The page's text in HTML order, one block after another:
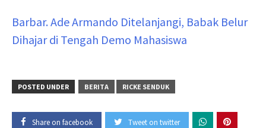
Barbar. Ade Armando Ditelanjangi, Babak Belur
Dihajar di Tengah Demo Mahasiswa
POSTED UNDER BERITA RICKE SENDUK
Share on facebook Tweet on twitter